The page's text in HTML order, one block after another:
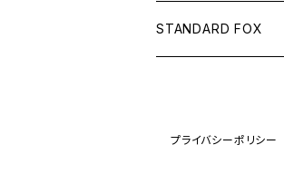
フルカ
るるい君
STANDARD FOX
電子書籍
鈴と車輪のメッセージ
プライバシーポリシー